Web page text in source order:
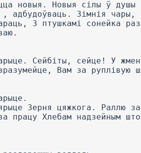
новыя. Новыя сілы ў
адбудоўваць. Зімнія чары,
3 птушкамі сонейка
Сейбіты, сейце! У
Вам за руплівую
Зерня цяжкога. Раллю
працу Хлебам надзейным